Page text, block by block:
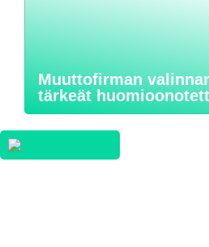
Muuttofirman
tärkeät